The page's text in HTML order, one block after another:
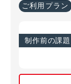
ご利用プラン
制作前の課題